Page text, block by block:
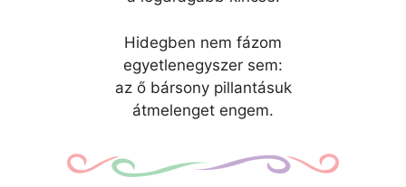
Hidegben nem fázom
egyetlenegyszer sem:
az ő bársony pillantásuk
átmelenget engem.